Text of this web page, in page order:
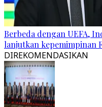
Berbeda dengan UEFA,
lanjutkan kepemimpinan
DIREKOMENDASIKAN